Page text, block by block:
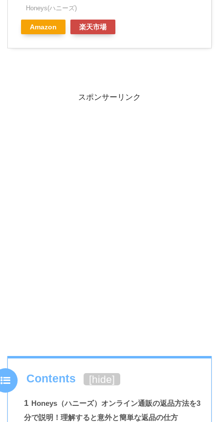
Honeys(ハニーズ)
Amazon 楽天市場
スポンサーリンク
Contents [hide]
1 Honeys（ハニーズ）オンライン通販の返品方法を3
分で説明！理解すると意外と簡単な返品の仕方